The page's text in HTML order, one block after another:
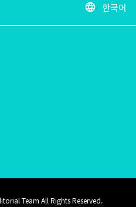
language 한국어
Team All Rights Reserved.